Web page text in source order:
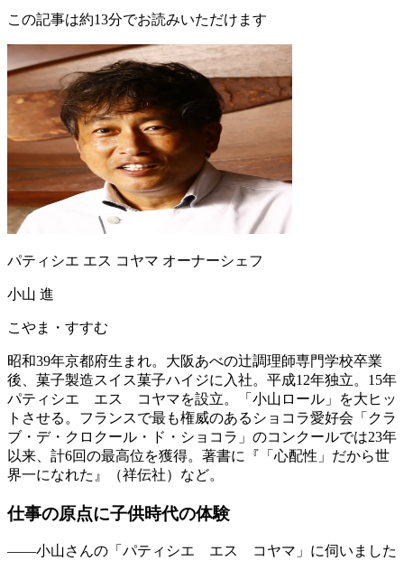
この記事は約13分でお読みいただけます
パティシエ エス コヤマ オーナーシェフ
小山 進
こやま・すすむ
昭和39年京都府生まれ。大阪あべの辻調理師専門学校卒業
後、菓子製造スイス菓子ハイジに入社。平成12年独立。15年
パティシエ エス コヤマを設立。「小山ロール」を大ヒッ
トさせる。フランスで最も権威のあるショコラ愛好会「クラ
ブ・デ・クロクール・ド・ショコラ」のコンクールでは23年
以来、計6回の最高位を獲得。著書に『「心配性」だから世
界一になれた』（祥伝社）など。
仕事の原点に子供時代の体験
——小山さんの「パティシエ エス コヤマ」に伺いました